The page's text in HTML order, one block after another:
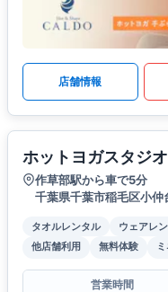
店舗情報
ホットヨガスタジ
作草部駅から車で5分
千葉県千葉市稲毛区小
タオルレンタル ウェアレ
他店舗利用
無料体験
営業時間